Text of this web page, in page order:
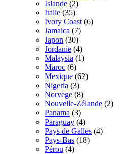
Islande (2)
Italie (35)
Ivory Coast (6)
Jamaica (7)
Japon (30)
Jordanie (4)
Malaysia (1)
Maroc (6)
Mexique (62)
Nigeria (3)
Norvege (8)
Nouvelle-Zélande (2)
Panama (3)
Paraguay (4)
Pays de Galles (4)
Pays-Bas (18)
Pérou (4)